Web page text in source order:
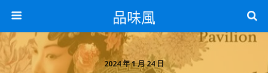
品味風
2024 年 1 月 24 日